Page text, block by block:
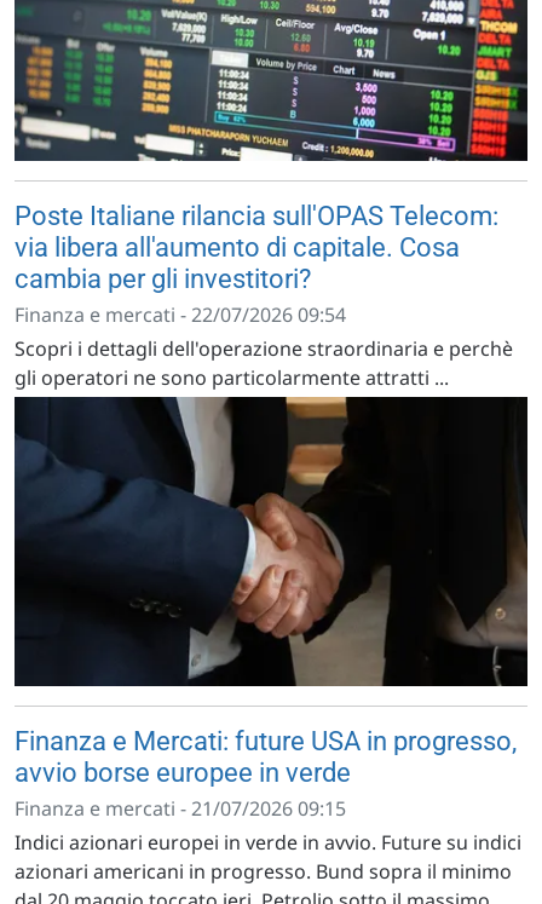
Poste Italiane rilancia sull'OPAS Telecom:
via libera all'aumento di capitale. Cosa
cambia per gli investitori?
Finanza e mercati - 22/07/2026 09:54
Scopri i dettagli dell'operazione straordinaria e perchè
gli operatori ne sono particolarmente attratti ...
Finanza e Mercati: future USA in progresso,
avvio borse europee in verde
Finanza e mercati - 21/07/2026 09:15
Indici azionari europei in verde in avvio. Future su indici
azionari americani in progresso. Bund sopra il minimo